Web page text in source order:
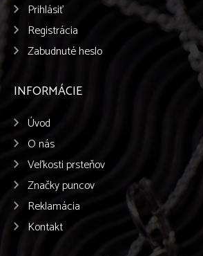
Prihlásiť
Registrácia
Zabudnuté heslo
INFORMÁCIE
Úvod
O nás
Veľkosti prsteňov
Značky puncov
Reklamácia
Kontakt